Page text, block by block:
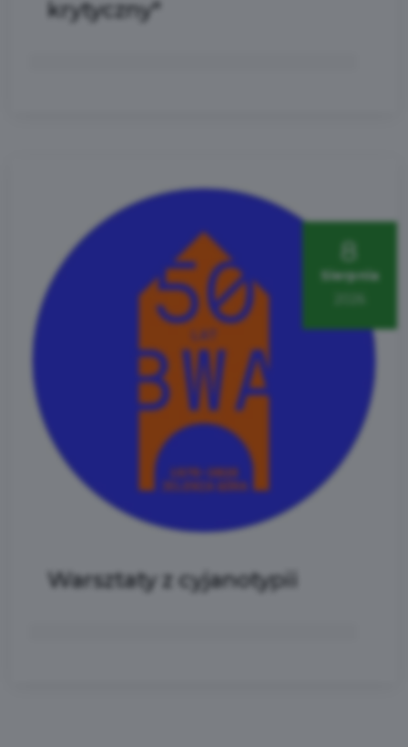
krytyczny"
8
Sierpnia
Warsztaty z cyjanotypii